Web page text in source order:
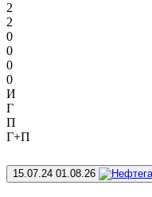
2
2
0
0
0
0
И
Г
П
Г+П
15.07.24 01.08.26